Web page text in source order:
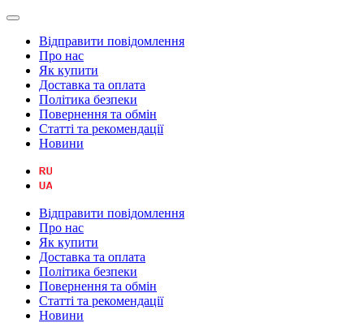
Відправити повідомлення
Про нас
Як купити
Доставка та оплата
Політика безпеки
Повернення та обмін
Статті та рекомендації
Новини
Відправити повідомлення
Про нас
Як купити
Доставка та оплата
Політика безпеки
Повернення та обмін
Статті та рекомендації
Новини